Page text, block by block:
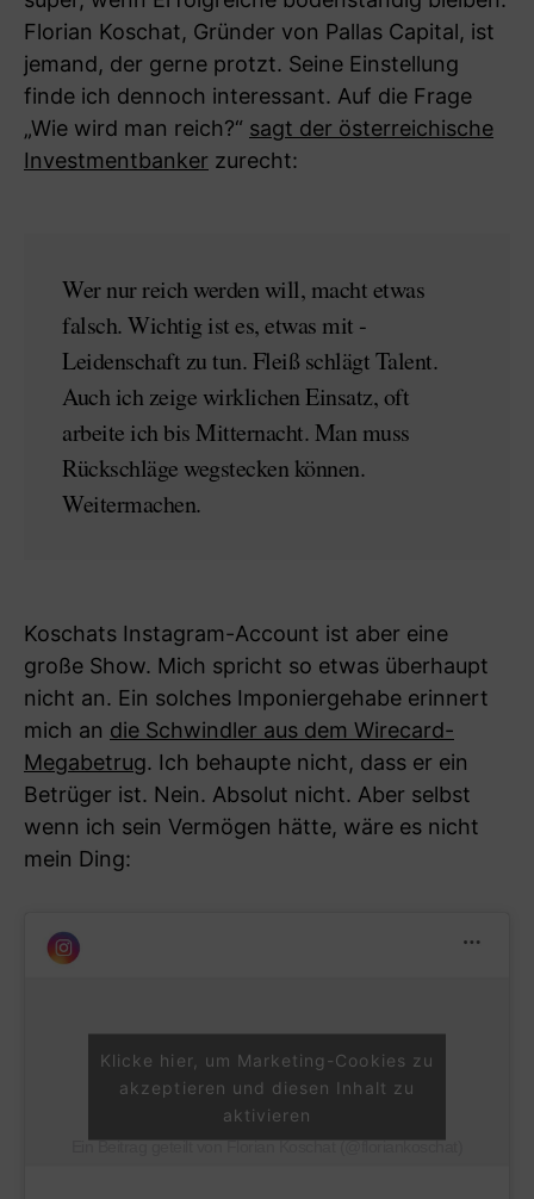
Florian Koschat, Gründer von Pallas Capital, ist
jemand, der gerne protzt. Seine Einstellung
finde ich dennoch interessant. Auf die Frage
„Wie wird man reich?“ sagt der österreichische
Investmentbanker zurecht:
Wer nur reich werden will, macht etwas
falsch. Wichtig ist es, etwas mit ­
Leidenschaft zu tun. Fleiß schlägt Talent.
Auch ich zeige wirklichen Einsatz, oft
arbeite ich bis Mitternacht. Man muss
Rückschläge wegstecken können.
Weitermachen.
Koschats Instagram-Account ist aber eine
große Show. Mich spricht so etwas überhaupt
nicht an. Ein solches Imponiergehabe erinnert
mich an die Schwindler aus dem Wirecard-
Megabetrug. Ich behaupte nicht, dass er ein
Betrüger ist. Nein. Absolut nicht. Aber selbst
wenn ich sein Vermögen hätte, wäre es nicht
mein Ding:
Klicke hier, um Marketing-Cookies zu
akzeptieren und diesen Inhalt zu
aktivieren